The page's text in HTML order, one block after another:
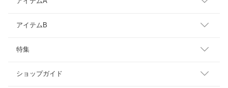
アイテムB
特集
ショップガイド